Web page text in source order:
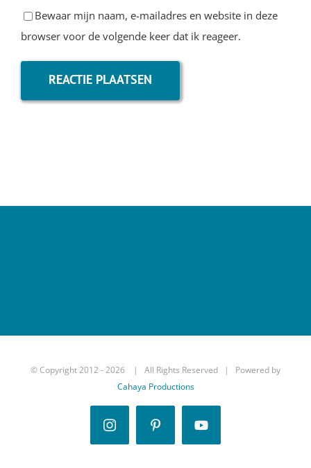
Bewaar mijn naam, e-mailadres en website in deze
browser voor de volgende keer dat ik reageer.
© Copyright 2012 -2026 | All Rights Reserved | Powered by
Cahaya Productions
InstagramPinterestYouTube